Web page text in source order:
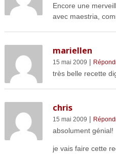
Encore une
avec maestria,
mariellen
15 mai 2009 |
très belle recette
chris
15 mai 2009 |
absolument génial!
je vais faire cette